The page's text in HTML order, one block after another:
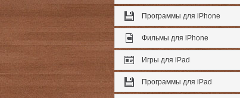
Программы для iPhone
Фильмы для iPhone
Игры для iPad
Программы для iPad